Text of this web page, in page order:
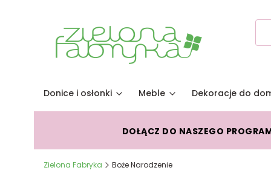
Donice i osłonki Meble Dekoracje do
DOŁĄCZ DO NASZEGO
Zielona Fabryka Boże Narodzenie